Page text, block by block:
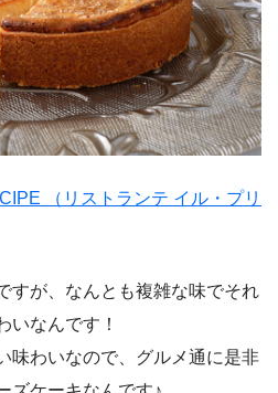
（リストランテ イル・プリ
すが、なんとも複雑な味でそれ
いなんです！
味わいなので、グルメ通に是非